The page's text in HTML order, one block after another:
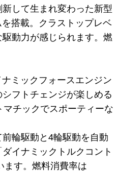
して生まれ変わった新型
搭載。クラストップレベ
動力が感じられます。燃
ミックフォースエンジン
フトチェンジが楽しめる
チックでスポーティーな
輪駆動と4輪駆動を自動
イナミックトルクコント
ます。燃料消費率は